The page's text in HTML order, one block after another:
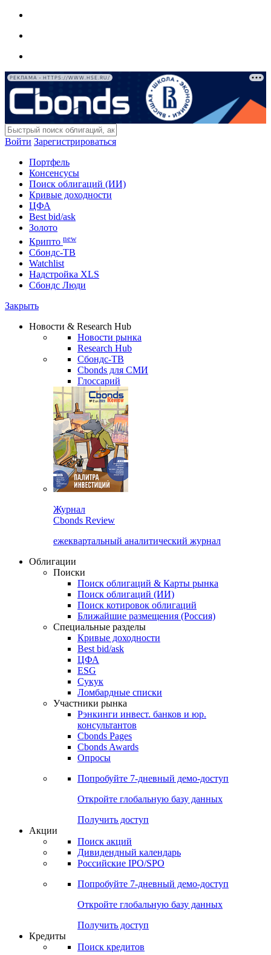
РЕКЛАМА • HTTPS://WWW.HSE.RU/
Войти Зарегистрироваться
Портфель
Консенсусы
Поиск облигаций (ИИ)
Кривые доходности
ЦФА
Best bid/ask
Золото
Крипто new
Сбондс-ТВ
Watchlist
Надстройка XLS
Сбондс Люди
Закрыть
Новости & Research Hub
Новости рынка
Research Hub
Сбондс-ТВ
Cbonds для СМИ
Глоссарий
Журнал
Cbonds Review
ежеквартальный аналитический журнал
Облигации
Поиски
Поиск облигаций & Карты рынка
Поиск облигаций (ИИ)
Поиск котировок облигаций
Ближайшие размещения (Россия)
Специальные разделы
Кривые доходности
Best bid/ask
ЦФА
ESG
Сукук
Ломбардные списки
Участники рынка
Рэнкинги инвест. банков и юр.
консультантов
Cbonds Pages
Cbonds Awards
Опросы
Попробуйте 7-дневный демо-доступ
Откройте глобальную базу данных
Получить доступ
Акции
Поиск акций
Дивидендный календарь
Российские IPO/SPO
Попробуйте 7-дневный демо-доступ
Откройте глобальную базу данных
Получить доступ
Кредиты
Поиск кредитов